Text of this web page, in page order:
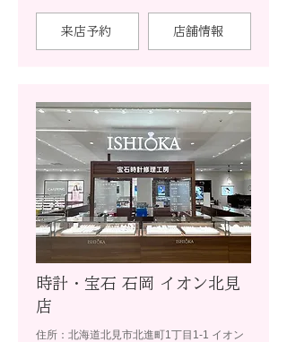
来店予約 店舗情報
時計・宝石 石岡 イオン北見
店
住所：北海道北見市北進町1丁目1-1 イオン